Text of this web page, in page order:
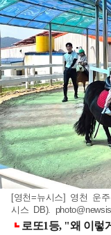
[영천=뉴시스] 영천 운
시스 DB).